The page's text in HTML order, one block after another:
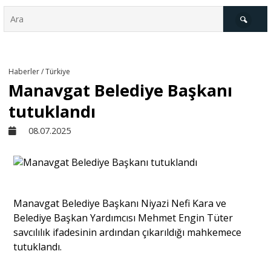
Derkenar
Ekonomi
Haberler / Türkiye
Manavgat Belediye Başkanı
tutuklandı
08.07.2025
Manavgat Belediye Başkanı Niyazi Nefi Kara ve
Belediye Başkan Yardımcısı Mehmet Engin Tüter
savcılılık ifadesinin ardından çıkarıldığı mahkemece
tutuklandı.